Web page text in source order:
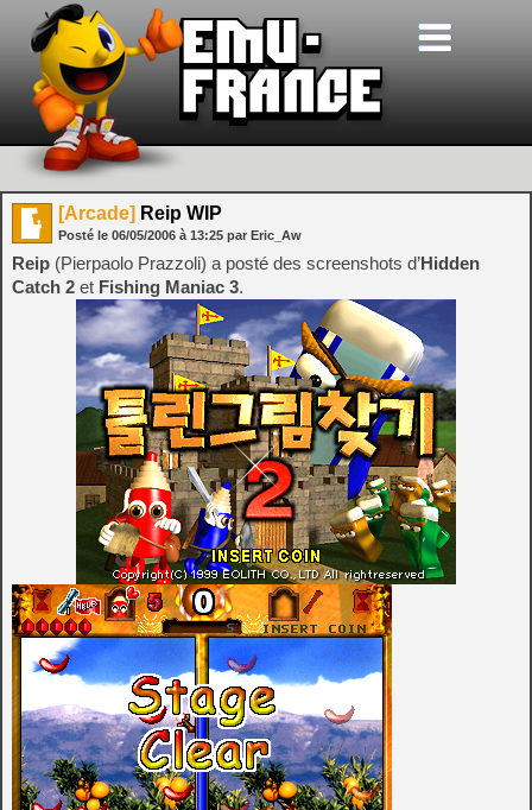
[Arcade] Reip WIP
Posté le 06/05/2006 à 13:25 par Eric_Aw
Reip (Pierpaolo Prazzoli) a posté des screenshots d’Hidden
Catch 2 et Fishing Maniac 3.